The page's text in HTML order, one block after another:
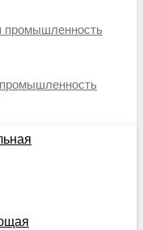
промышленность